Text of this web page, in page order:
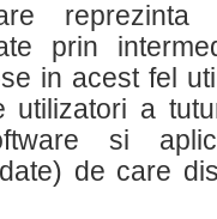
prin
in acest fel
a
si
de care